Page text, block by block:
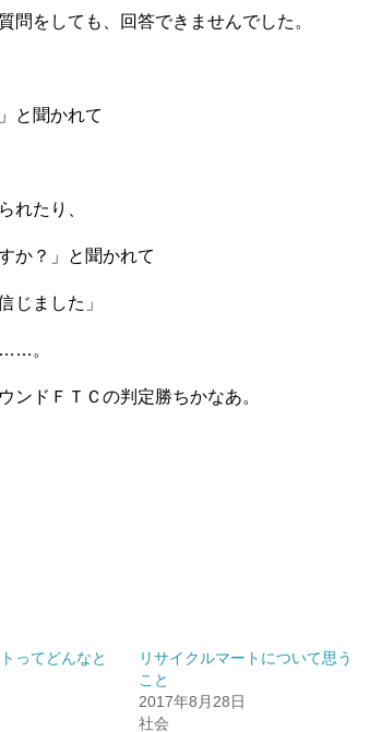
問をしても、回答できませんでした。
と聞かれて
れたり、
か？」と聞かれて
じました」
……。
ンドＦＴＣの判定勝ちかなあ。
ってどんなと
リサイクルマートについて思う
こと
2017年8月28日
社会